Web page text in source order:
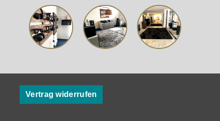
Vertrag widerrufen